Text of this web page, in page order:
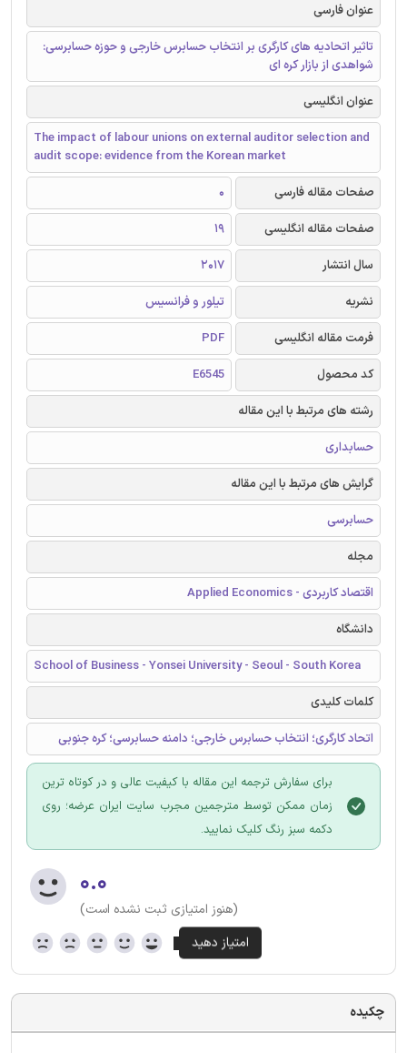
عنوان فارسی
تاثیر اتحادیه های کارگری بر انتخاب حسابرس خارجی و حوزه حسابرسی:
شواهدی از بازار کره ای
عنوان انگلیسی
The impact of labour unions on external auditor selection and
audit scope: evidence from the Korean market
صفحات مقاله فارسی
0
صفحات مقاله انگلیسی
19
سال انتشار
2017
نشریه
تیلور و فرانسیس
فرمت مقاله انگلیسی
PDF
کد محصول
E6545
رشته های مرتبط با این مقاله
حسابداری
گرایش های مرتبط با این مقاله
حسابرسی
مجله
اقتصاد کاربردی - Applied Economics
دانشگاه
School of Business - Yonsei University - Seoul - South Korea
کلمات کلیدی
اتحاد کارگری؛ انتخاب حسابرس خارجی؛ دامنه حسابرسی؛ کره جنوبی
برای سفارش ترجمه این مقاله با کیفیت عالی و در کوتاه ترین
زمان ممکن توسط مترجمین مجرب سایت ایران عرضه؛ روی
دکمه سبز رنگ کلیک نمایید.
۰.۰
(هنوز امتیازی ثبت نشده است)
چکیده